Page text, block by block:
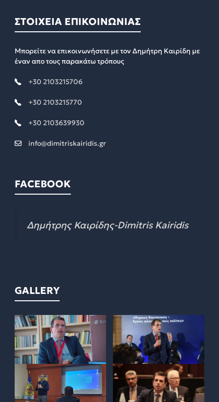
ΣΤΟΙΧΕΙΑ ΕΠΙΚΟΙΝΩΝΙΑΣ
Μπορείτε να επικοινωνήσετε με τον Δημήτρη Καιρίδη με
έναν απο τους παρακάτω τρόπους
+30 2103215706
+30 2103215770
+30 2103639930
info@dimitriskairidis.gr
FACEBOOK
Δημήτρης Καιρίδης-Dimitris Kairidis
GALLERY